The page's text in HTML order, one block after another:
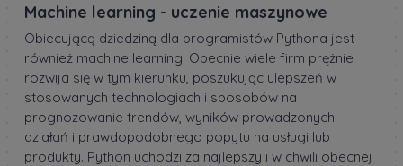
Machine learning - uczenie maszynowe
Obiecującą dziedziną dla programistów Pythona jest
również machine learning. Obecnie wiele firm prężnie
rozwija się w tym kierunku, poszukując ulepszeń w
stosowanych technologiach i sposobów na
prognozowanie trendów, wyników prowadzonych
działań i prawdopodobnego popytu na usługi lub
produkty. Python uchodzi za najlepszy i w chwili obecnej